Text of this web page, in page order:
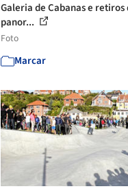
Galeria de Cabanas e
panor...
Foto
Marcar